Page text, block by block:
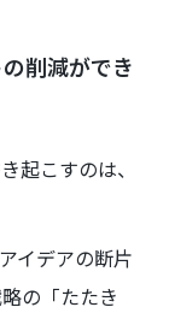
削減ができ
起こすのは、
イデアの断片
の「たたき